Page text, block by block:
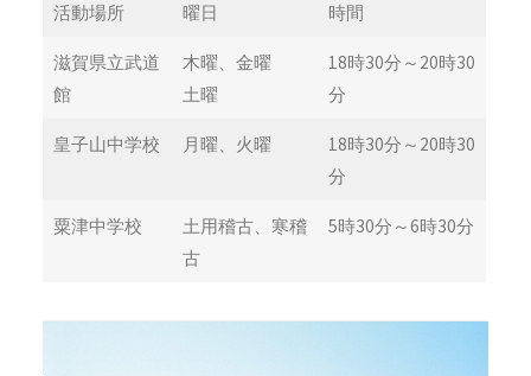
活動場所 曜日 時間
滋賀県立武道
館
木曜、金曜
土曜
18時30分～20時30
分
皇子山中学校 月曜、火曜
18時30分～20時30
分
粟津中学校
土用稽古、寒稽
古
5時30分～6時30分